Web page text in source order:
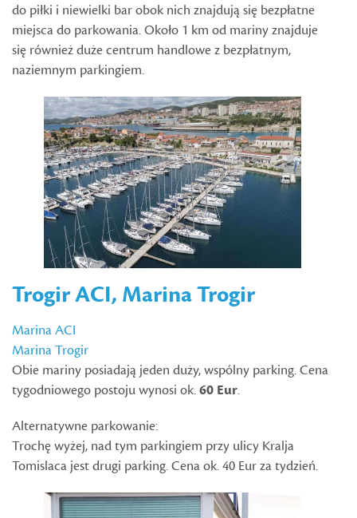
do piłki i niewielki bar obok nich znajdują się bezpłatne
miejsca do parkowania. Około 1 km od mariny znajduje
się również duże centrum handlowe z bezpłatnym,
naziemnym parkingiem.
Trogir ACI, Marina Trogir
Marina ACI
Marina Trogir
Obie mariny posiadają jeden duży, wspólny parking. Cena
tygodniowego postoju wynosi ok.60 Eur.
Alternatywne parkowanie:
Trochę wyżej, nad tym parkingiem przy ulicy Kralja
Tomislaca jest drugi parking. Cena ok. 40 Eur za tydzień.